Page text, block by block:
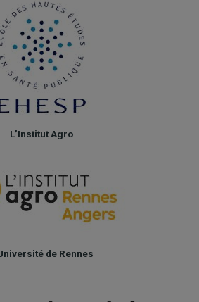
L’Institut Agro
de Rennes